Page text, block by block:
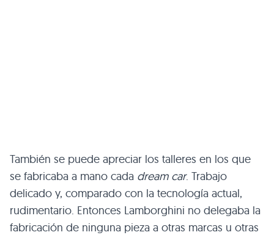
También se puede apreciar los talleres en los que
se fabricaba a mano cada dream car. Trabajo
delicado y, comparado con la tecnología actual,
rudimentario. Entonces Lamborghini no delegaba la
fabricación de ninguna pieza a otras marcas u otras